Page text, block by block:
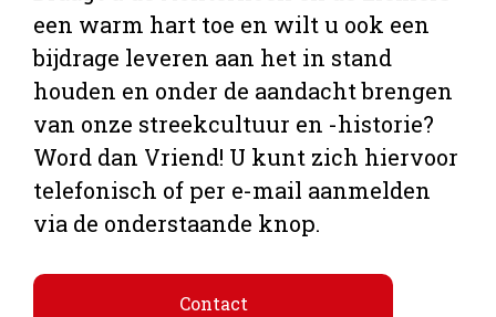
een warm hart toe en wilt u ook een
bijdrage leveren aan het in stand
houden en onder de aandacht brengen
van onze streekcultuur en -historie?
Word dan Vriend! U kunt zich hiervoor
telefonisch of per e-mail aanmelden
via de onderstaande knop.
Contact